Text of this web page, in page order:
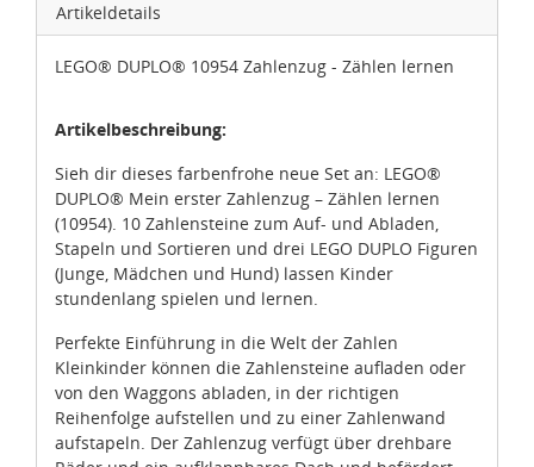
Artikeldetails
LEGO® DUPLO® 10954 Zahlenzug - Zählen lernen
Artikelbeschreibung:
Sieh dir dieses farbenfrohe neue Set an: LEGO®
DUPLO® Mein erster Zahlenzug – Zählen lernen
(10954). 10 Zahlensteine zum Auf- und Abladen,
Stapeln und Sortieren und drei LEGO DUPLO Figuren
(Junge, Mädchen und Hund) lassen Kinder
stundenlang spielen und lernen.
Perfekte Einführung in die Welt der Zahlen
Kleinkinder können die Zahlensteine aufladen oder
von den Waggons abladen, in der richtigen
Reihenfolge aufstellen und zu einer Zahlenwand
aufstapeln. Der Zahlenzug verfügt über drehbare